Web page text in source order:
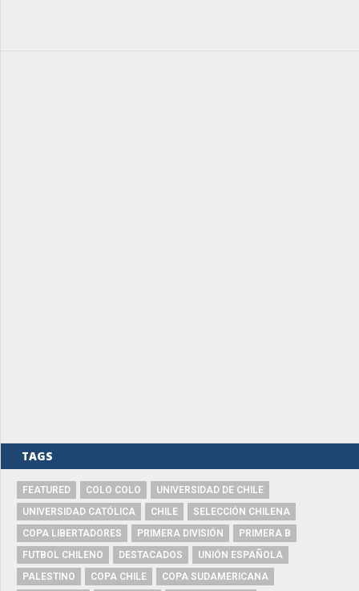
TAGS
FEATURED COLO COLO
UNIVERSIDAD DE CHILE
UNIVERSIDAD CATÓLICA
CHILE
SELECCIÓN CHILENA
COPA LIBERTADORES
PRIMERA DIVISIÓN
PRIMERA B
FUTBOL CHILENO
DESTACADOS
UNIÓN ESPAÑOLA
PALESTINO
COPA CHILE
COPA SUDAMERICANA